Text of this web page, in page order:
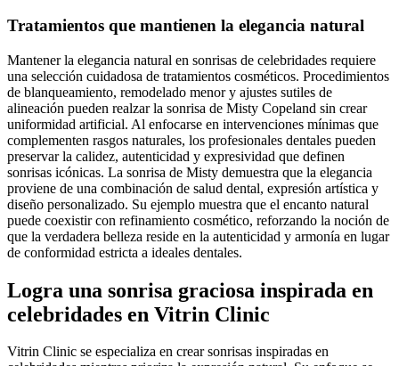
Tratamientos que mantienen la elegancia natural
Mantener la elegancia natural en sonrisas de celebridades requiere
una selección cuidadosa de tratamientos cosméticos. Procedimientos
de blanqueamiento, remodelado menor y ajustes sutiles de
alineación pueden realzar la sonrisa de Misty Copeland sin crear
uniformidad artificial. Al enfocarse en intervenciones mínimas que
complementen rasgos naturales, los profesionales dentales pueden
preservar la calidez, autenticidad y expresividad que definen
sonrisas icónicas. La sonrisa de Misty demuestra que la elegancia
proviene de una combinación de salud dental, expresión artística y
diseño personalizado. Su ejemplo muestra que el encanto natural
puede coexistir con refinamiento cosmético, reforzando la noción de
que la verdadera belleza reside en la autenticidad y armonía en lugar
de conformidad estricta a ideales dentales.
Logra una sonrisa graciosa inspirada en
celebridades en Vitrin Clinic
Vitrin Clinic se especializa en crear sonrisas inspiradas en